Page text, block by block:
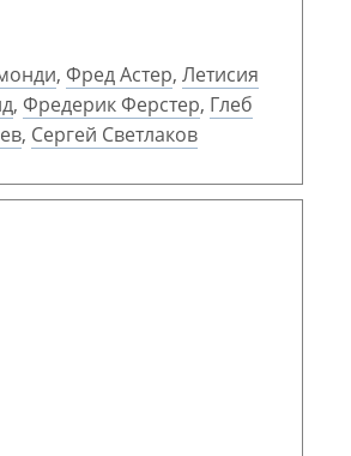
, Фред Астер, Летисия
, Фредерик Ферстер, Глеб
, Сергей Светлаков